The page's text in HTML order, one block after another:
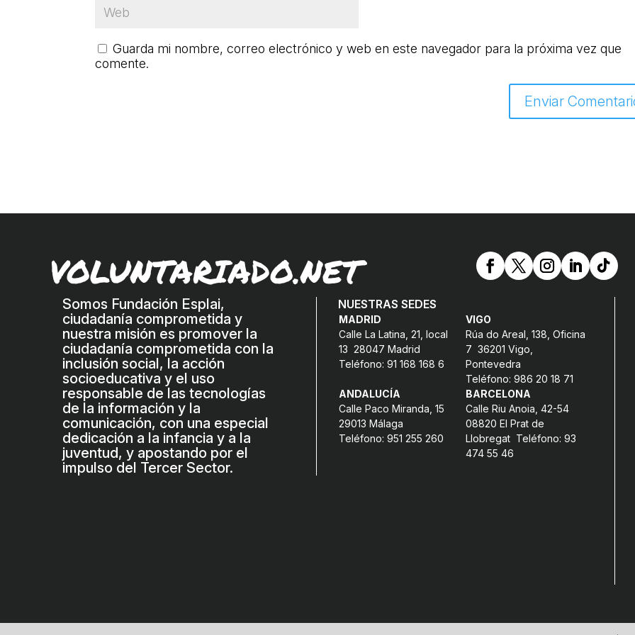
Guarda mi nombre, correo electrónico y web en este navegador para la próxima vez que
comente.
VOLUNTARIADO.NET
Somos Fundación Esplai,
ciudadanía comprometida y
nuestra misión es promover la
ciudadanía comprometida con la
inclusión social, la acción
socioeducativa y el uso
responsable de las tecnologías
de la información y la
comunicación, con una especial
dedicación a la infancia y a la
juventud, y apostando por el
impulso del Tercer Sector.
NUESTRAS SEDES
MADRID
Calle La Latina, 21, local
13 28047 Madrid
Teléfono: 91 168 168 6
VIGO
Rúa do Areal, 138, Oficina
7 36201 Vigo,
Pontevedra
Teléfono: 986 20 18 71
ANDALUCÍA
Calle Paco Miranda, 15
29013 Málaga
Teléfono: 951 255 260
BARCELONA
Calle Riu Anoia, 42-54
08820 El Prat de
Llobregat Teléfono: 93
474 55 46